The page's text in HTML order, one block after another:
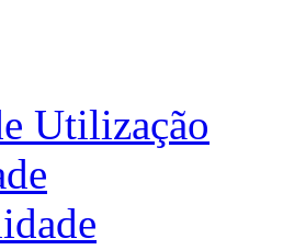
Utilização